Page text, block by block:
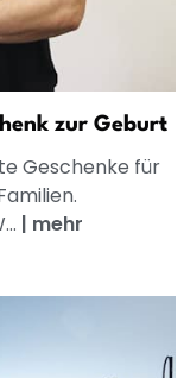
zur Geburt
Geschenke für
| mehr